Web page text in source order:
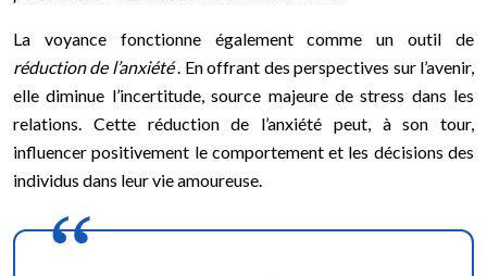
La voyance fonctionne également comme un outil de
réduction de l’anxiété. En offrant des perspectives sur l’avenir,
elle diminue l’incertitude, source majeure de stress dans les
relations. Cette réduction de l’anxiété peut, à son tour,
influencer positivement le comportement et les décisions des
individus dans leur vie amoureuse.